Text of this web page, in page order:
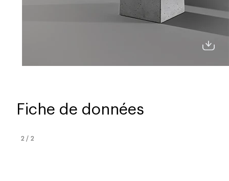
Fiche de données
2 / 2